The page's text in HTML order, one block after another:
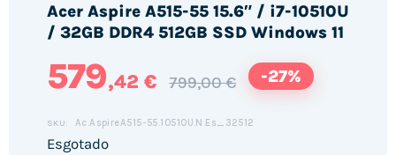
Acer Aspire A515-55 15.6″ / i7-10510U
/ 32GB DDR4 512GB SSD Windows 11
579,42 € 799,00 € -27%
SKU: Ac.AspireA515-55.10510U.N.Es_32512
Esgotado